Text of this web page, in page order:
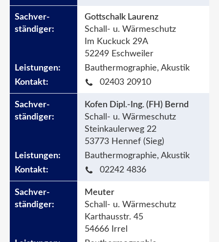
Gottschalk Laurenz
Schall- u. Wärmeschutz
Im Kuckuck 29A
52249 Eschweiler
Bauthermographie, Akustik
02403 20910
Kofen Dipl.-Ing. (FH) Bernd
Schall- u. Wärmeschutz
Steinkaulerweg 22
53773 Hennef (Sieg)
Bauthermographie, Akustik
02242 4836
Meuter
Schall- u. Wärmeschutz
Karthausstr. 45
54666 Irrel